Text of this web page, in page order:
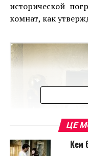
исторической
комнат, как
ЦЕ
Кем